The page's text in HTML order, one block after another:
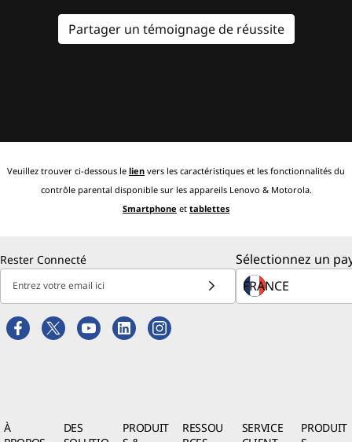
Partager un témoignage de réussite
Veuillez trouver ci-dessous le lien vers les caractéristiques et les fonctionnalités du
contrôle parental disponible sur les appareils Lenovo & Motorola.
Smartphone et tablettes
Rester Connecté
Entrez votre email ici
Sélectionnez un
À
DES
PRODUIT
RESSOU
SERVICE
PRODUIT